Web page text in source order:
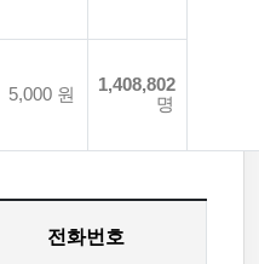
5,000 원
1,408,802
명
전화번호